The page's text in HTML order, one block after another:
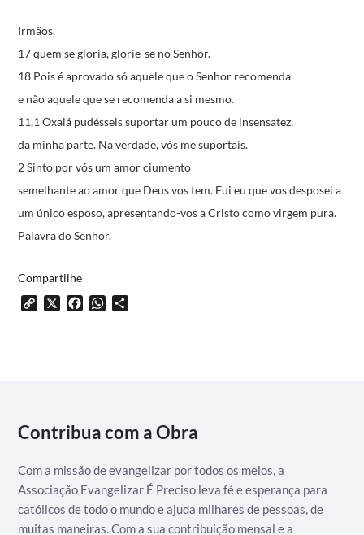
Irmãos,
17 quem se gloria, glorie-se no Senhor.
18 Pois é aprovado só aquele que o Senhor recomenda
e não aquele que se recomenda a si mesmo.
11,1 Oxalá pudésseis suportar um pouco de insensatez,
da minha parte. Na verdade, vós me suportais.
2 Sinto por vós um amor ciumento
semelhante ao amor que Deus vos tem. Fui eu que vos desposei a
um único esposo, apresentando-vos a Cristo como virgem pura.
Palavra do Senhor.
Compartilhe
Copy X FacebookWhatsApp
Contribua com a Obra
Com a missão de evangelizar por todos os meios, a
Associação Evangelizar É Preciso leva fé e esperança para
católicos de todo o mundo e ajuda milhares de pessoas, de
muitas maneiras. Com a sua contribuição mensal e a